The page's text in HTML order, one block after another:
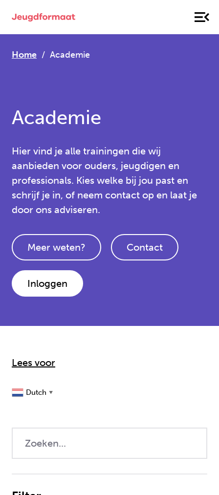
Home Academie
Academie
Hier vind je alle trainingen die wij
aanbieden voor ouders, jeugdigen en
professionals. Kies welke bij jou past en
schrijf je in, of neem contact op en laat je
door ons adviseren.
Meer weten? Contact
Inloggen
Lees voor
Dutch ▼